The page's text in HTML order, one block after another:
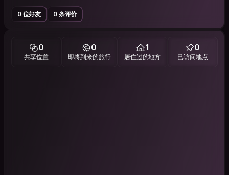
0 位好友 0 条评价
0
共享位置
0
即将到来的旅行
1
居住过的地方
0
已访问地点